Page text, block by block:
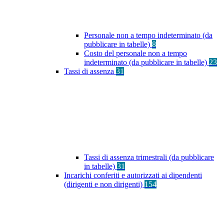
Personale non a tempo indeterminato (da
pubblicare in tabelle) 8
Costo del personale non a tempo
indeterminato (da pubblicare in tabelle) 23
Tassi di assenza 31
Tassi di assenza trimestrali (da pubblicare
in tabelle) 31
Incarichi conferiti e autorizzati ai dipendenti
(dirigenti e non dirigenti) 154